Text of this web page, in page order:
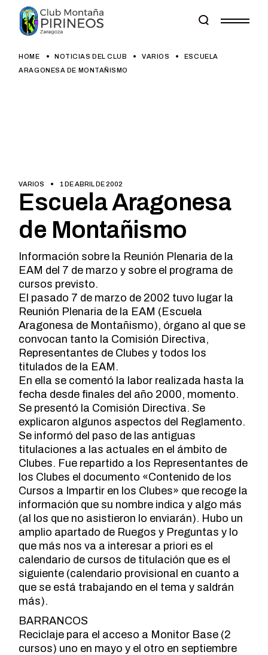
content
HOME NOTICIAS DEL CLUB VARIOS
ESCUELA
ARAGONESA DE MONTAÑISMO
VARIOS 1 DE ABRIL DE 2002
Escuela Aragonesa
de Montañismo
Información sobre la Reunión Plenaria de la
EAM del 7 de marzo y sobre el programa de
cursos previsto.
El pasado 7 de marzo de 2002 tuvo lugar la
Reunión Plenaria de la EAM (Escuela
Aragonesa de Montañismo), órgano al que se
convocan tanto la Comisión Directiva,
Representantes de Clubes y todos los
titulados de la EAM.
En ella se comentó la labor realizada hasta la
fecha desde finales del año 2000, momento.
Se presentó la Comisión Directiva. Se
explicaron algunos aspectos del Reglamento.
Se informó del paso de las antiguas
titulaciones a las actuales en el ámbito de
Clubes. Fue repartido a los Representantes de
los Clubes el documento «Contenido de los
Cursos a Impartir en los Clubes» que recoge la
información que su nombre indica y algo más
(al los que no asistieron lo enviarán). Hubo un
amplio apartado de Ruegos y Preguntas y lo
que más nos va a interesar a priori es el
calendario de cursos de titulación que es el
siguiente (calendario provisional en cuanto a
que se está trabajando en el tema y saldrán
más).
BARRANCOS
Reciclaje para el acceso a Monitor Base (2
cursos) uno en mayo y el otro en septiembre